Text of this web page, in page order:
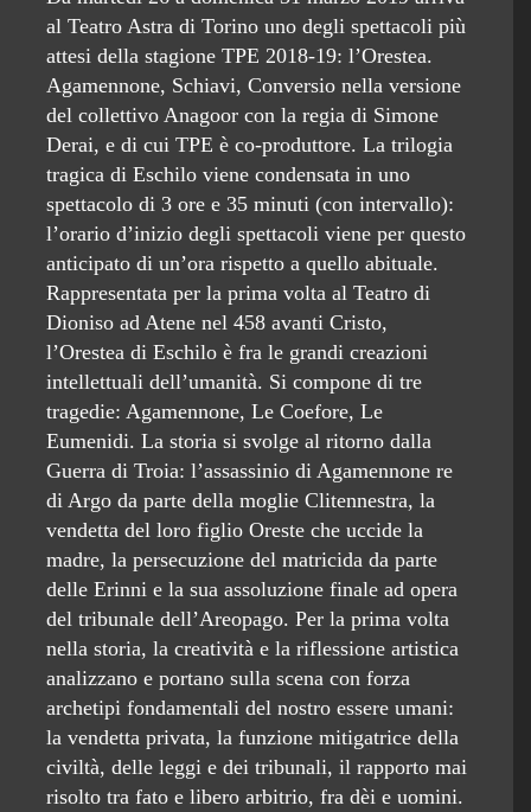
al Teatro Astra di Torino uno degli spettacoli più
attesi della stagione TPE 2018-19: l’Orestea.
Agamennone, Schiavi, Conversio nella versione
del collettivo Anagoor con la regia di Simone
Derai, e di cui TPE è co-produttore. La trilogia
tragica di Eschilo viene condensata in uno
spettacolo di 3 ore e 35 minuti (con intervallo):
l’orario d’inizio degli spettacoli viene per questo
anticipato di un’ora rispetto a quello abituale.
Rappresentata per la prima volta al Teatro di
Dioniso ad Atene nel 458 avanti Cristo,
l’Orestea di Eschilo è fra le grandi creazioni
intellettuali dell’umanità. Si compone di tre
tragedie: Agamennone, Le Coefore, Le
Eumenidi. La storia si svolge al ritorno dalla
Guerra di Troia: l’assassinio di Agamennone re
di Argo da parte della moglie Clitennestra, la
vendetta del loro figlio Oreste che uccide la
madre, la persecuzione del matricida da parte
delle Erinni e la sua assoluzione finale ad opera
del tribunale dell’Areopago. Per la prima volta
nella storia, la creatività e la riflessione artistica
analizzano e portano sulla scena con forza
archetipi fondamentali del nostro essere umani:
la vendetta privata, la funzione mitigatrice della
civiltà, delle leggi e dei tribunali, il rapporto mai
risolto tra fato e libero arbitrio, fra dèi e uomini.